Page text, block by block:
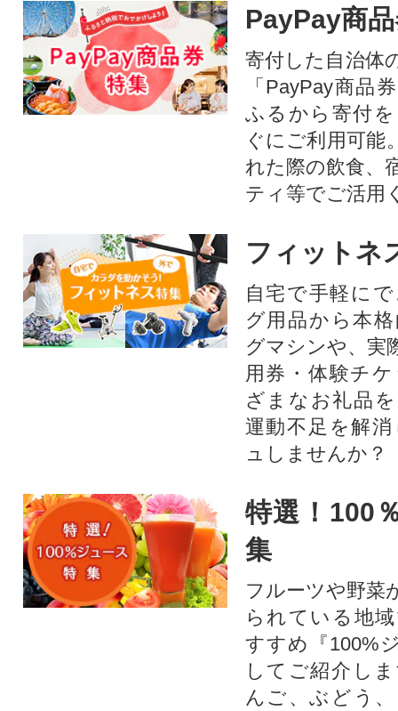
などを野菜詰め合わせ!野菜ジ
ュース・野菜スープなど野菜
中心の生活に、アウトドア、
キャンプなどのBBQ(バーベキ
ュー)にもご活用いただけま
PayPay商
寄付した自治体
「PayPay商品
ふるから寄付
ぐにご利用可能
れた際の飲食、
ティ等でご活用
フィットネ
自宅で手軽に
グ用品から本
グマシンや、実
用券・体験チ
ざまなお礼品
運動不足を解
ュしませんか？
特選！100
集
フルーツや野菜
られている地
すすめ『100%
してご紹介し
んご、ぶどう